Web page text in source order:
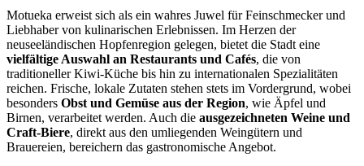
Motueka erweist sich als ein wahres Juwel für Feinschmecker und
Liebhaber von kulinarischen Erlebnissen. Im Herzen der
neuseeländischen Hopfenregion gelegen, bietet die Stadt eine
vielfältige Auswahl an Restaurants und Cafés, die von
traditioneller Kiwi-Küche bis hin zu internationalen Spezialitäten
reichen. Frische, lokale Zutaten stehen stets im Vordergrund, wobei
besonders Obst und Gemüse aus der Region, wie Äpfel und
Birnen, verarbeitet werden. Auch die ausgezeichneten Weine und
Craft-Biere, direkt aus den umliegenden Weingütern und
Brauereien, bereichern das gastronomische Angebot.